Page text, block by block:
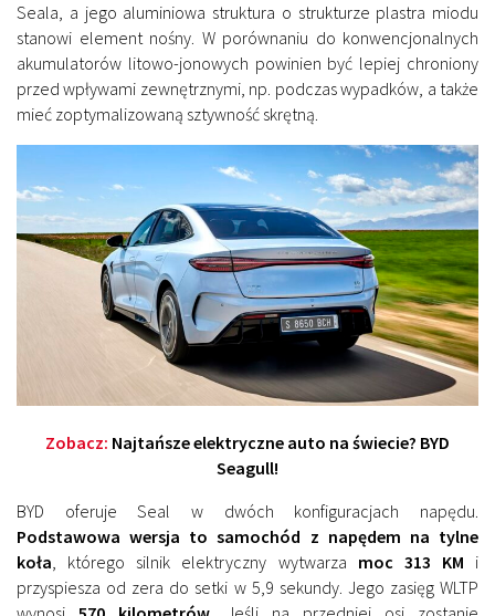
Seala, a jego aluminiowa struktura o strukturze plastra miodu
stanowi element nośny. W porównaniu do konwencjonalnych
akumulatorów litowo-jonowych powinien być lepiej chroniony
przed wpływami zewnętrznymi, np. podczas wypadków, a także
mieć zoptymalizowaną sztywność skrętną.
Zobacz: Najtańsze elektryczne auto na świecie? BYD
Seagull!
BYD oferuje Seal w dwóch konfiguracjach napędu.
Podstawowa wersja to samochód z napędem na tylne
koła , którego silnik elektryczny wytwarza moc 313 KM i
przyspiesza od zera do setki w 5,9 sekundy. Jego zasięg WLTP